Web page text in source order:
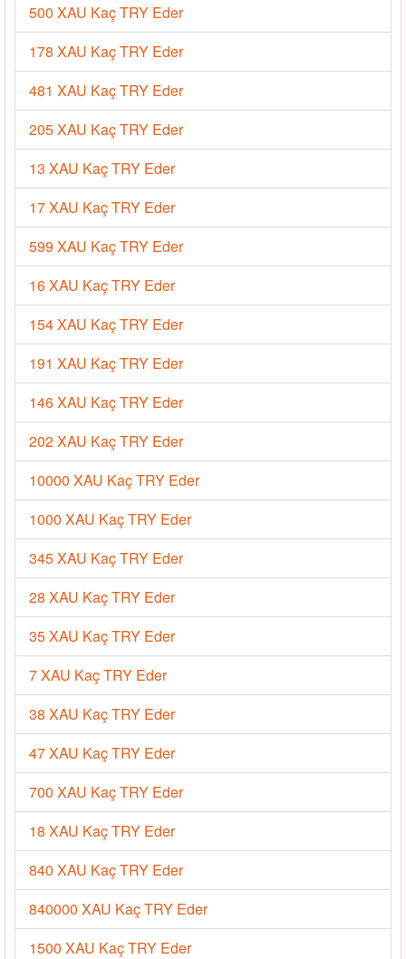
500 XAU Kaç TRY Eder
178 XAU Kaç TRY Eder
481 XAU Kaç TRY Eder
205 XAU Kaç TRY Eder
13 XAU Kaç TRY Eder
17 XAU Kaç TRY Eder
599 XAU Kaç TRY Eder
16 XAU Kaç TRY Eder
154 XAU Kaç TRY Eder
191 XAU Kaç TRY Eder
146 XAU Kaç TRY Eder
202 XAU Kaç TRY Eder
10000 XAU Kaç TRY Eder
1000 XAU Kaç TRY Eder
345 XAU Kaç TRY Eder
28 XAU Kaç TRY Eder
35 XAU Kaç TRY Eder
7 XAU Kaç TRY Eder
38 XAU Kaç TRY Eder
47 XAU Kaç TRY Eder
700 XAU Kaç TRY Eder
18 XAU Kaç TRY Eder
840 XAU Kaç TRY Eder
840000 XAU Kaç TRY Eder
1500 XAU Kaç TRY Eder